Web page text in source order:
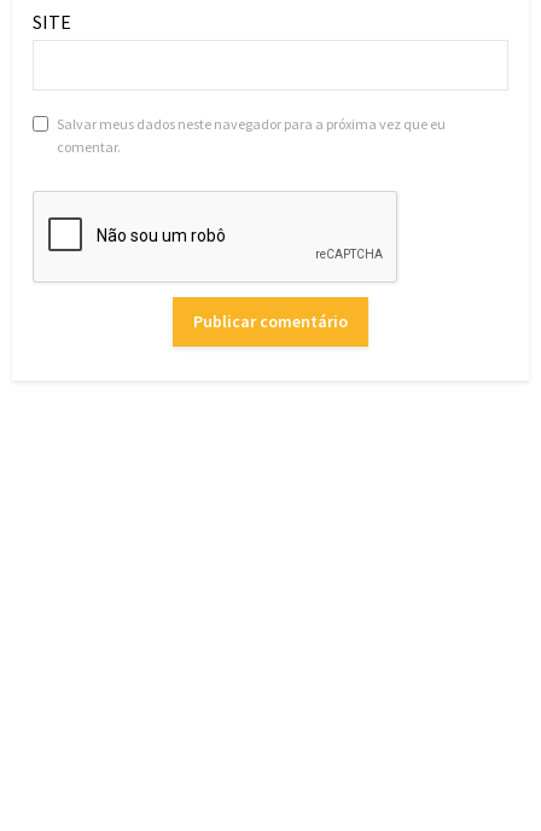
SITE
Salvar meus dados neste navegador para a próxima vez que eu
comentar.